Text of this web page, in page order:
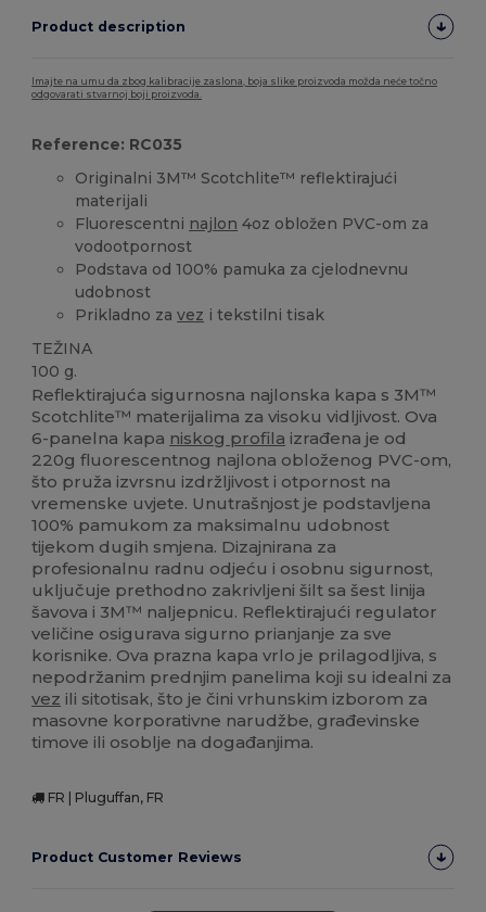
Product description
Imajte na umu da zbog kalibracije zaslona, boja slike proizvoda možda neće točno
odgovarati stvarnoj boji proizvoda.
Reference: RC035
Originalni 3M™ Scotchlite™ reflektirajući
materijali
Fluorescentni najlon 4oz obložen PVC-om za
vodootpornost
Podstava od 100% pamuka za cjelodnevnu
udobnost
Prikladno zavez i tekstilni tisak
TEŽINA
100 g.
Reflektirajuća sigurnosna najlonska kapa s 3M™
Scotchlite™ materijalima za visoku vidljivost. Ova
6-panelna kapa niskog profila izrađena je od
220g fluorescentnog najlona obloženog PVC-om,
što pruža izvrsnu izdržljivost i otpornost na
vremenske uvjete. Unutrašnjost je podstavljena
100% pamukom za maksimalnu udobnost
tijekom dugih smjena. Dizajnirana za
profesionalnu radnu odjeću i osobnu sigurnost,
uključuje prethodno zakrivljeni šilt sa šest linija
šavova i 3M™ naljepnicu. Reflektirajući regulator
veličine osigurava sigurno prianjanje za sve
korisnike. Ova prazna kapa vrlo je prilagodljiva, s
nepodržanim prednjim panelima koji su idealni za
vez ili sitotisak, što je čini vrhunskim izborom za
masovne korporativne narudžbe, građevinske
timove ili osoblje na događanjima.
FR | Pluguffan, FR
Product Customer Reviews